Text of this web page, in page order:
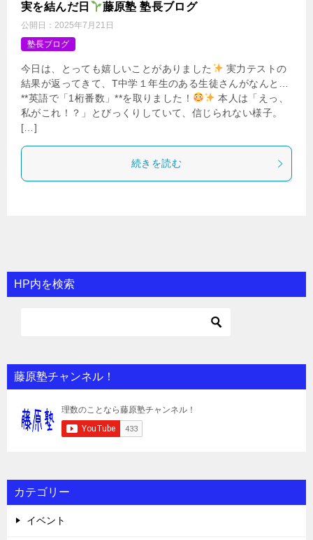
実を結んだ日
藤原塾 塾長ブログ
公開日： 2025年7月21日
塾長ブログ
今日は、とっても嬉しいことがありました
実力テストの
結果が返ってきて、T中学１年生のある生徒さんがなんと…
**英語で「1桁番数」**を取りました！
本人は「えっ、
私がこれ！？」とびっくりしていて、信じられない様子。
[…]
続きを読む
HP内を検索
藤原塾チャンネル！
カテゴリー
イベント